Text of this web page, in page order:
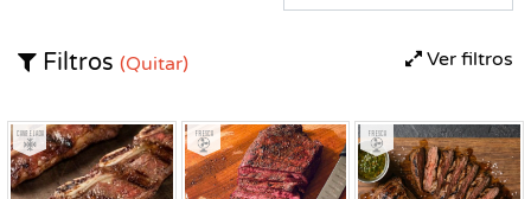
Ver filtros
Filtros (Quitar)
Congelado Fresco Fresco